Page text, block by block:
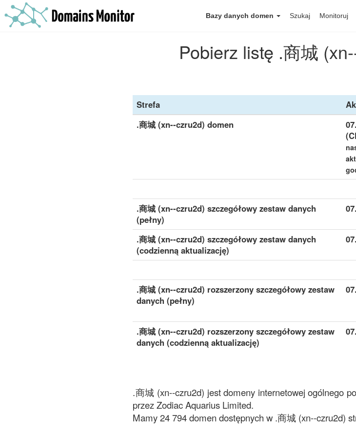
Bazy danych domen Szukaj Monitoruj
Pobierz listę .商城
Strefa
.商城 (xn--czru2d) domen
.商城 (xn--czru2d) szczegółowy zestaw danych
(pełny)
.商城 (xn--czru2d) szczegółowy zestaw danych
(codzienną aktualizację)
.商城 (xn--czru2d) rozszerzony szczegółowy zestaw
danych (pełny)
.商城 (xn--czru2d) rozszerzony szczegółowy zestaw
danych (codzienną aktualizację)
.商城 (xn--czru2d) jest domeny internetowej ogólnego
przez Zodiac Aquarius Limited.
Mamy 24 794 domen dostępnych w .商城 (xn--czru2d)